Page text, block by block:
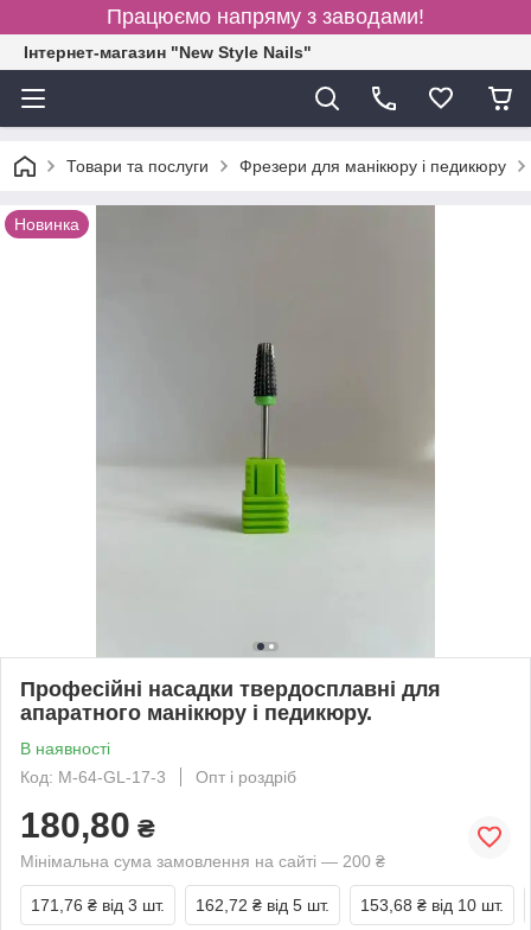
Працюємо напряму з заводами!
Інтернет-магазин "New Style Nails"
Товари та послуги Фрезери для манікюру і педикюру
Новинка
Професійні насадки твердосплавні для
апаратного манікюру і педикюру.
В наявності
Код: М-64-GL-17-3
Опт і роздріб
180,80 ₴
Мінімальна сума замовлення на сайті — 200 ₴
171,76 ₴ від 3 шт. 162,72 ₴ від 5 шт. 153,68 ₴ від 10 шт.